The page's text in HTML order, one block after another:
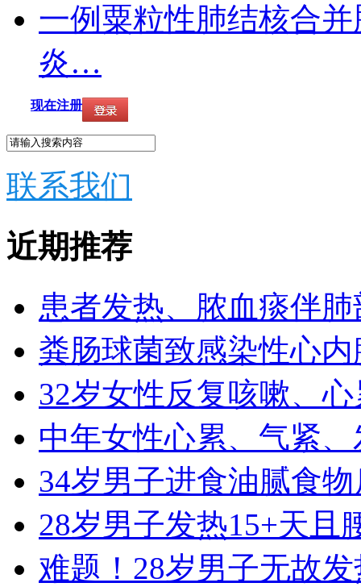
一例粟粒性肺结核合
炎…
现在注册
联系我们
近期推荐
患者发热、脓血痰伴
粪肠球菌致感染性心
32岁女性反复咳嗽、
中年女性心累、气紧
34岁男子进食油腻食
28岁男子发热15+天
难题！28岁男子无故